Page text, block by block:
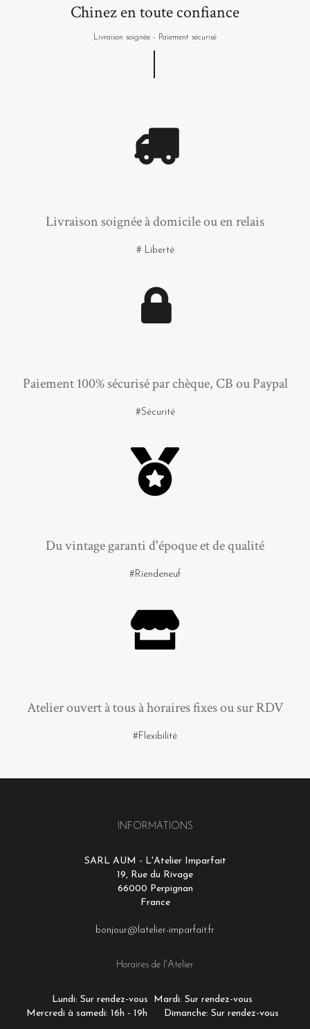
Chinez en toute confiance
Livraison soignée - Paiement sécurisé
Livraison soignée à domicile ou en relais
# Liberté
Paiement 100% sécurisé par chèque, CB ou Paypal
#Sécurité
Du vintage garanti d'époque et de qualité
#Riendeneuf
Atelier ouvert à tous à horaires fixes ou sur RDV
#Flexibilité
INFORMATIONS
SARL AUM - L'Atelier Imparfait
19, Rue du Rivage
66000 Perpignan
France
bonjour@latelier-imparfait.fr
Horaires de l'Atelier
Lundi: Sur rendez-vous
Mardi: Sur rendez-vous
Mercredi à samedi: 16h - 19h
Dimanche: Sur rendez-vous